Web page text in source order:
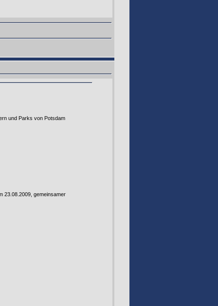
und Parks von Potsdam
23.08.2009, gemeinsamer